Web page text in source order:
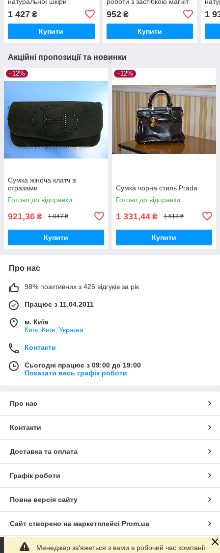
1 427 ₴
Купити
952₴
Купити
1
Акційні пропозиції та новинки
–12%
Сумка жіноча клатч зі
стразами
Готово до відправки
921,36 ₴ 1 047 ₴
Купити
–12%
Сумка чорна стиль Prada
Готово до відправки
1 331,44 ₴ 1 513 ₴
Купити
Про нас
98% позитивних з 426 відгуків за рік
Працює з 11.04.2011
м. Київ
Київ, Київ, Україна
Контакти
Сьогодні працює з 09:00 до 19:00
Показати весь графік роботи
Про нас
Контакти
Доставка та оплата
Графік роботи
Повна версія сайту
Сайт створено на маркетплейсі Prom.ua
Політика конфіденційності
Менеджер зв'яжеться з вами в робочий час компанії